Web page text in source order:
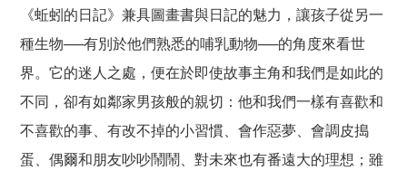
《蚯蚓的日記》兼具圖畫書與日記的魅力，讓孩子從另一
種生物──有別於他們熟悉的哺乳動物──的角度來看世
界。它的迷人之處，便在於即使故事主角和我們是如此的
不同，卻有如鄰家男孩般的親切：他和我們一樣有喜歡和
不喜歡的事、有改不掉的小習慣、會作惡夢、會調皮搗
蛋、偶爾和朋友吵吵鬧鬧、對未來也有番遠大的理想；雖